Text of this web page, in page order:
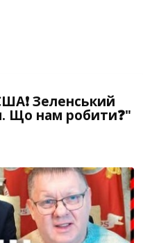
Зеленський
Що нам робити❓"